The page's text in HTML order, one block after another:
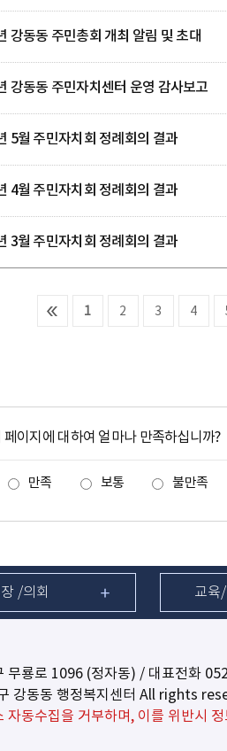
강동동 주민총회 개최 알림 및 초대
강동동 주민자치센터 운영 감사보고
5월 주민자치회 정례회의 결과
4월 주민자치회 정례회의 결과
3월 주민자치회 정례회의 결과
1 2 3 4
페이지에 대하여 얼마나 만족하십니까?
만족 보통 불만족
/의회 교육
무룡로 1096 (정자동) / 대표전화
강동동 행정복지센터 All rights
자동수집을 거부하며, 이를 위반시